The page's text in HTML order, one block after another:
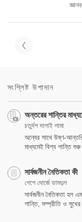
সংশ্লিষ্ট উপাদান
অন্তরের শান্তির
চতুর্দশ দালাই লামা
অন্যের সাথে উষ্ণ-
মাধ্যমেই বিশ্ব শান্তি
সার্বজনীন নৈতিকতা কী
গেশে দোর্জে ডামদুল
সার্বজনীন নৈতিকতা হল
শান্তি, সম্প্রীতি ও সুখের